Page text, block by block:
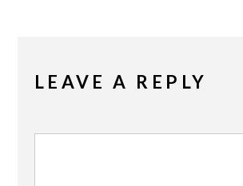
LEAVE A REPLY